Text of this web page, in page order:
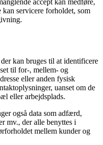
kan servicere forholdet, som
kan bruges til at identificere
til for-, mellem- og
eller anden fysisk
uanset om de
eller arbejdsplads.
også data som adfærd,
mv., der alle benyttes i
mellem kunder og